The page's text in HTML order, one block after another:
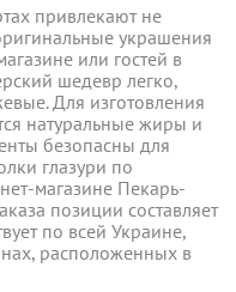
привлекают не
украшения
или гостей в
шедевр легко,
Для изготовления
натуральные жиры и
безопасны для
глазури по
магазине Пекарь-
позиции составляет
по всей Украине,
расположенных в